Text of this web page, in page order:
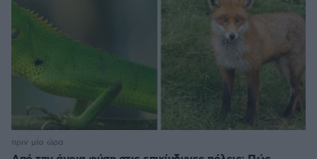
πριν μία ώρα